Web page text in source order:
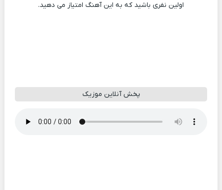
اولین نفری باشید که به این آهنگ امتیاز می دهید.
پخش آنلاین موزیک